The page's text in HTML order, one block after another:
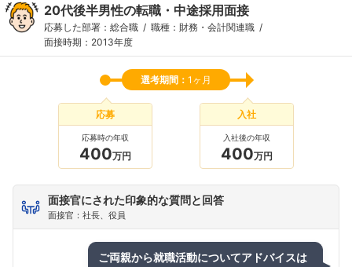
こちらの企業もフォローしませんか？
20代後半男性の転職・中途採用面接
応募した部署：総合職
職種：財務・会計関連職
面接時期：2013年度
選考期間： 1ヶ月
応募
応募時の年収
400万円
入社
入社後の年収
400万円
面接官にされた印象的な質問と回答
面接官：社長、役員
ご両親から就職活動についてアドバイスは